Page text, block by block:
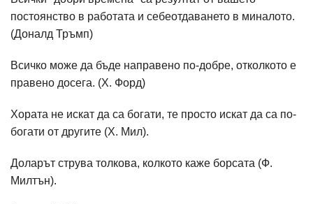
постоянство в работата и себеотдаването в миналото.
(Доналд Тръмп)
Всичко може да бъде направено по-добре, отколкото е
правено досега. (Х. Форд)
Хората не искат да са богати, те просто искат да са по-
богати от другите (Х. Мил).
Доларът струва толкова, колкото каже борсата (Ф.
Милтън).